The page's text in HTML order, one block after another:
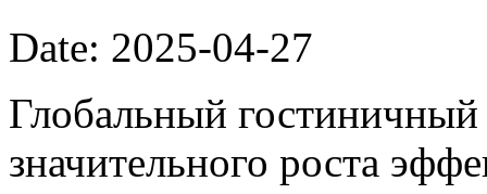
Date: 2025-04-27
Глобальный
значительного роста